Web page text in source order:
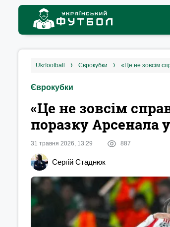
ukrfootball єврокубки «Це не зовсім
Єврокубки
«Це не зовсім
поразку Арсенала
31 травня 2026, 13:29 887
Сергій Стаднюк